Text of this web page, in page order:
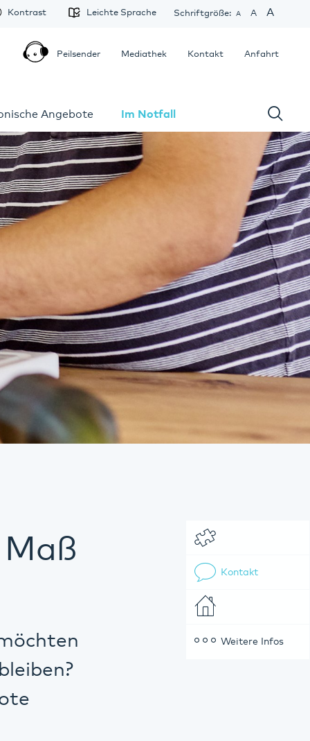
Angebote Im Notfall
Schriftgröße: A A A
Leichte Sprache
Kontrast
Anfahrt
Kontakt
Mediathek
Peilsender
Kontakt
Weitere Infos